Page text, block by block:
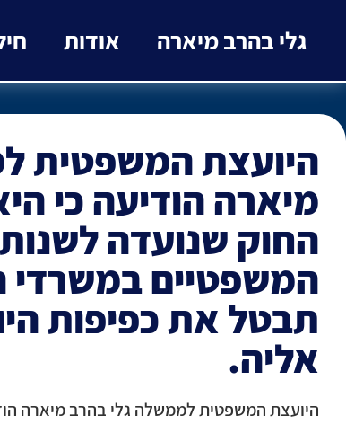
גלי בהרב מיארה אודות
היועצת המשפטית
מיארה הודיעה כי
החוק שנועדה
המשפטיים
תבטל את כפיפות
אליה.
היועצת המשפטית לממשלה גלי בהרב מיארה